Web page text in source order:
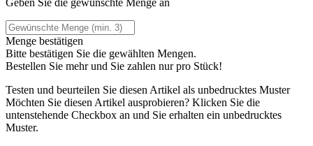
Geben Sie die gewünschte Menge an
Menge bestätigen
Bitte bestätigen Sie die gewählten Mengen.
Bestellen Sie mehr und Sie zahlen nurpro Stück!
Testen und beurteilen Sie diesen Artikel als unbedrucktes Muster
Möchten Sie diesen Artikel ausprobieren? Klicken Sie die
untenstehende Checkbox an und Sie erhalten ein unbedrucktes
Muster.